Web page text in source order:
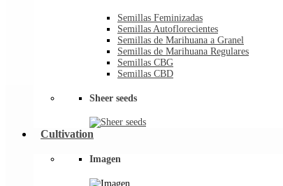
Semillas Feminizadas
Semillas Autoflorecientes
Semillas de Marihuana a Granel
Semillas de Marihuana Regulares
Semillas CBG
Semillas CBD
Sheer seeds
Cultivation
Imagen